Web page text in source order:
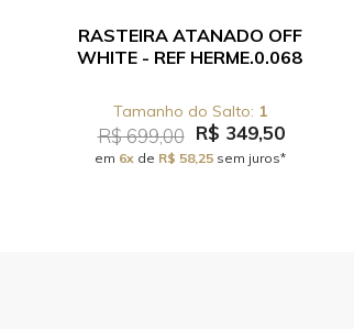
RASTEIRA ATANADO OFF
WHITE - REF HERME.0.068
1
R$ 699,00 R$ 349,50
em 6xde R$ 58,25sem juros*